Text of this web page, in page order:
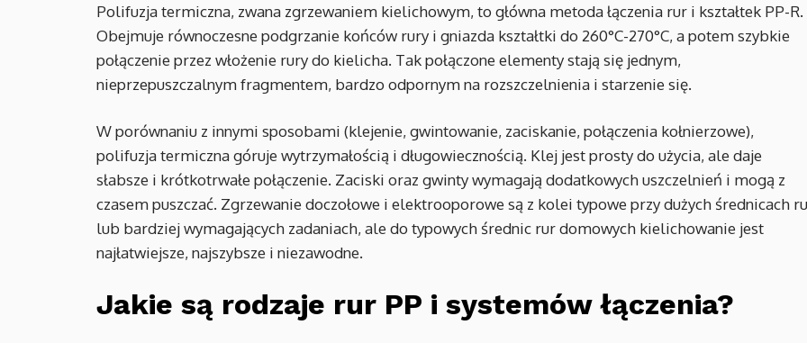
Polifuzja termiczna, zwana zgrzewaniem kielichowym, to główna metoda łączenia rur i kształtek PP-R.
Obejmuje równoczesne podgrzanie końców rury i gniazda kształtki do 260°C-270°C, a potem szybkie
połączenie przez włożenie rury do kielicha. Tak połączone elementy stają się jednym,
nieprzepuszczalnym fragmentem, bardzo odpornym na rozszczelnienia i starzenie się.
W porównaniu z innymi sposobami (klejenie, gwintowanie, zaciskanie, połączenia kołnierzowe),
polifuzja termiczna góruje wytrzymałością i długowiecznością. Klej jest prosty do użycia, ale daje
słabsze i krótkotrwałe połączenie. Zaciski oraz gwinty wymagają dodatkowych uszczelnień i mogą z
czasem puszczać. Zgrzewanie doczołowe i elektrooporowe są z kolei typowe przy dużych średnicach
lub bardziej wymagających zadaniach, ale do typowych średnic rur domowych kielichowanie jest
najłatwiejsze, najszybsze i niezawodne.
Jakie są rodzaje rur PP i systemów łączenia?